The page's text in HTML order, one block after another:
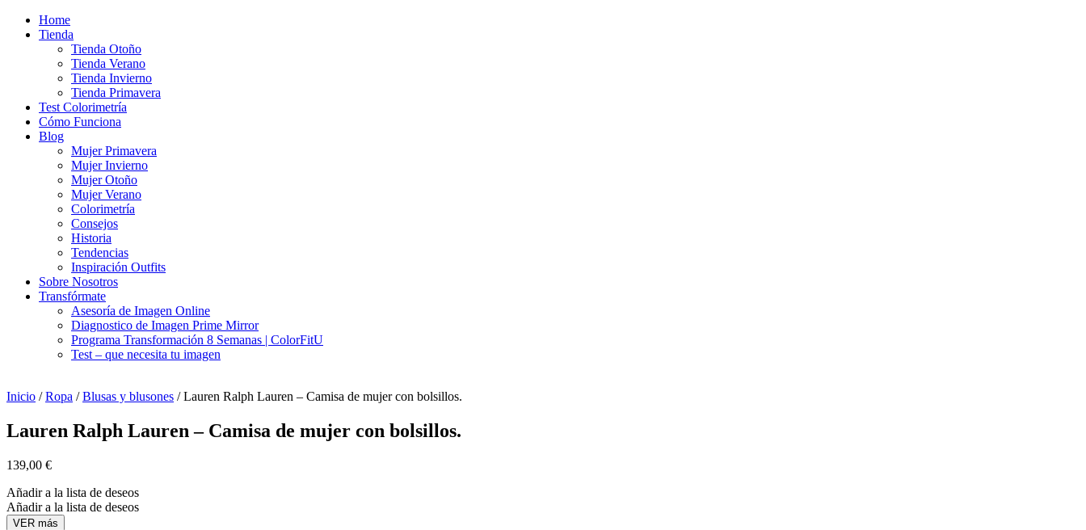
Home
Tienda
Tienda Otoño
Tienda Verano
Tienda Invierno
Tienda Primavera
Test Colorimetría
Cómo Funciona
Blog
Mujer Primavera
Mujer Invierno
Mujer Otoño
Mujer Verano
Colorimetría
Consejos
Historia
Tendencias
Inspiración Outfits
Sobre Nosotros
Transfórmate
Asesoría de Imagen Online
Diagnostico de Imagen Prime Mirror
Programa Transformación 8 Semanas | ColorFitU
Test – que necesita tu imagen
Inicio /Ropa /Blusas y blusones / Lauren Ralph Lauren – Camisa de mujer con bolsillos.
Lauren Ralph Lauren – Camisa de mujer con bolsillos.
139,00 €
Añadir a la lista de deseos
Añadir a la lista de deseos
VER más